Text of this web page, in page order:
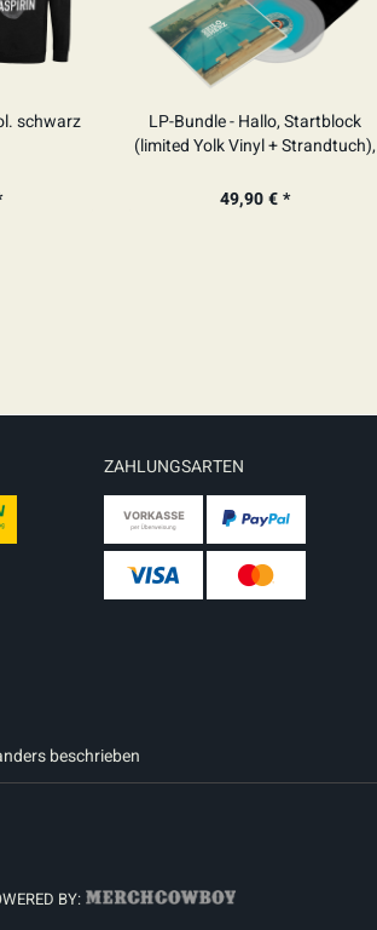
schwarz
LP-Bundle - Hallo, Startblock
(limited Yolk Vinyl + Strandtuch),
49,90 € *
ZAHLUNGSARTEN
beschrieben
BY: